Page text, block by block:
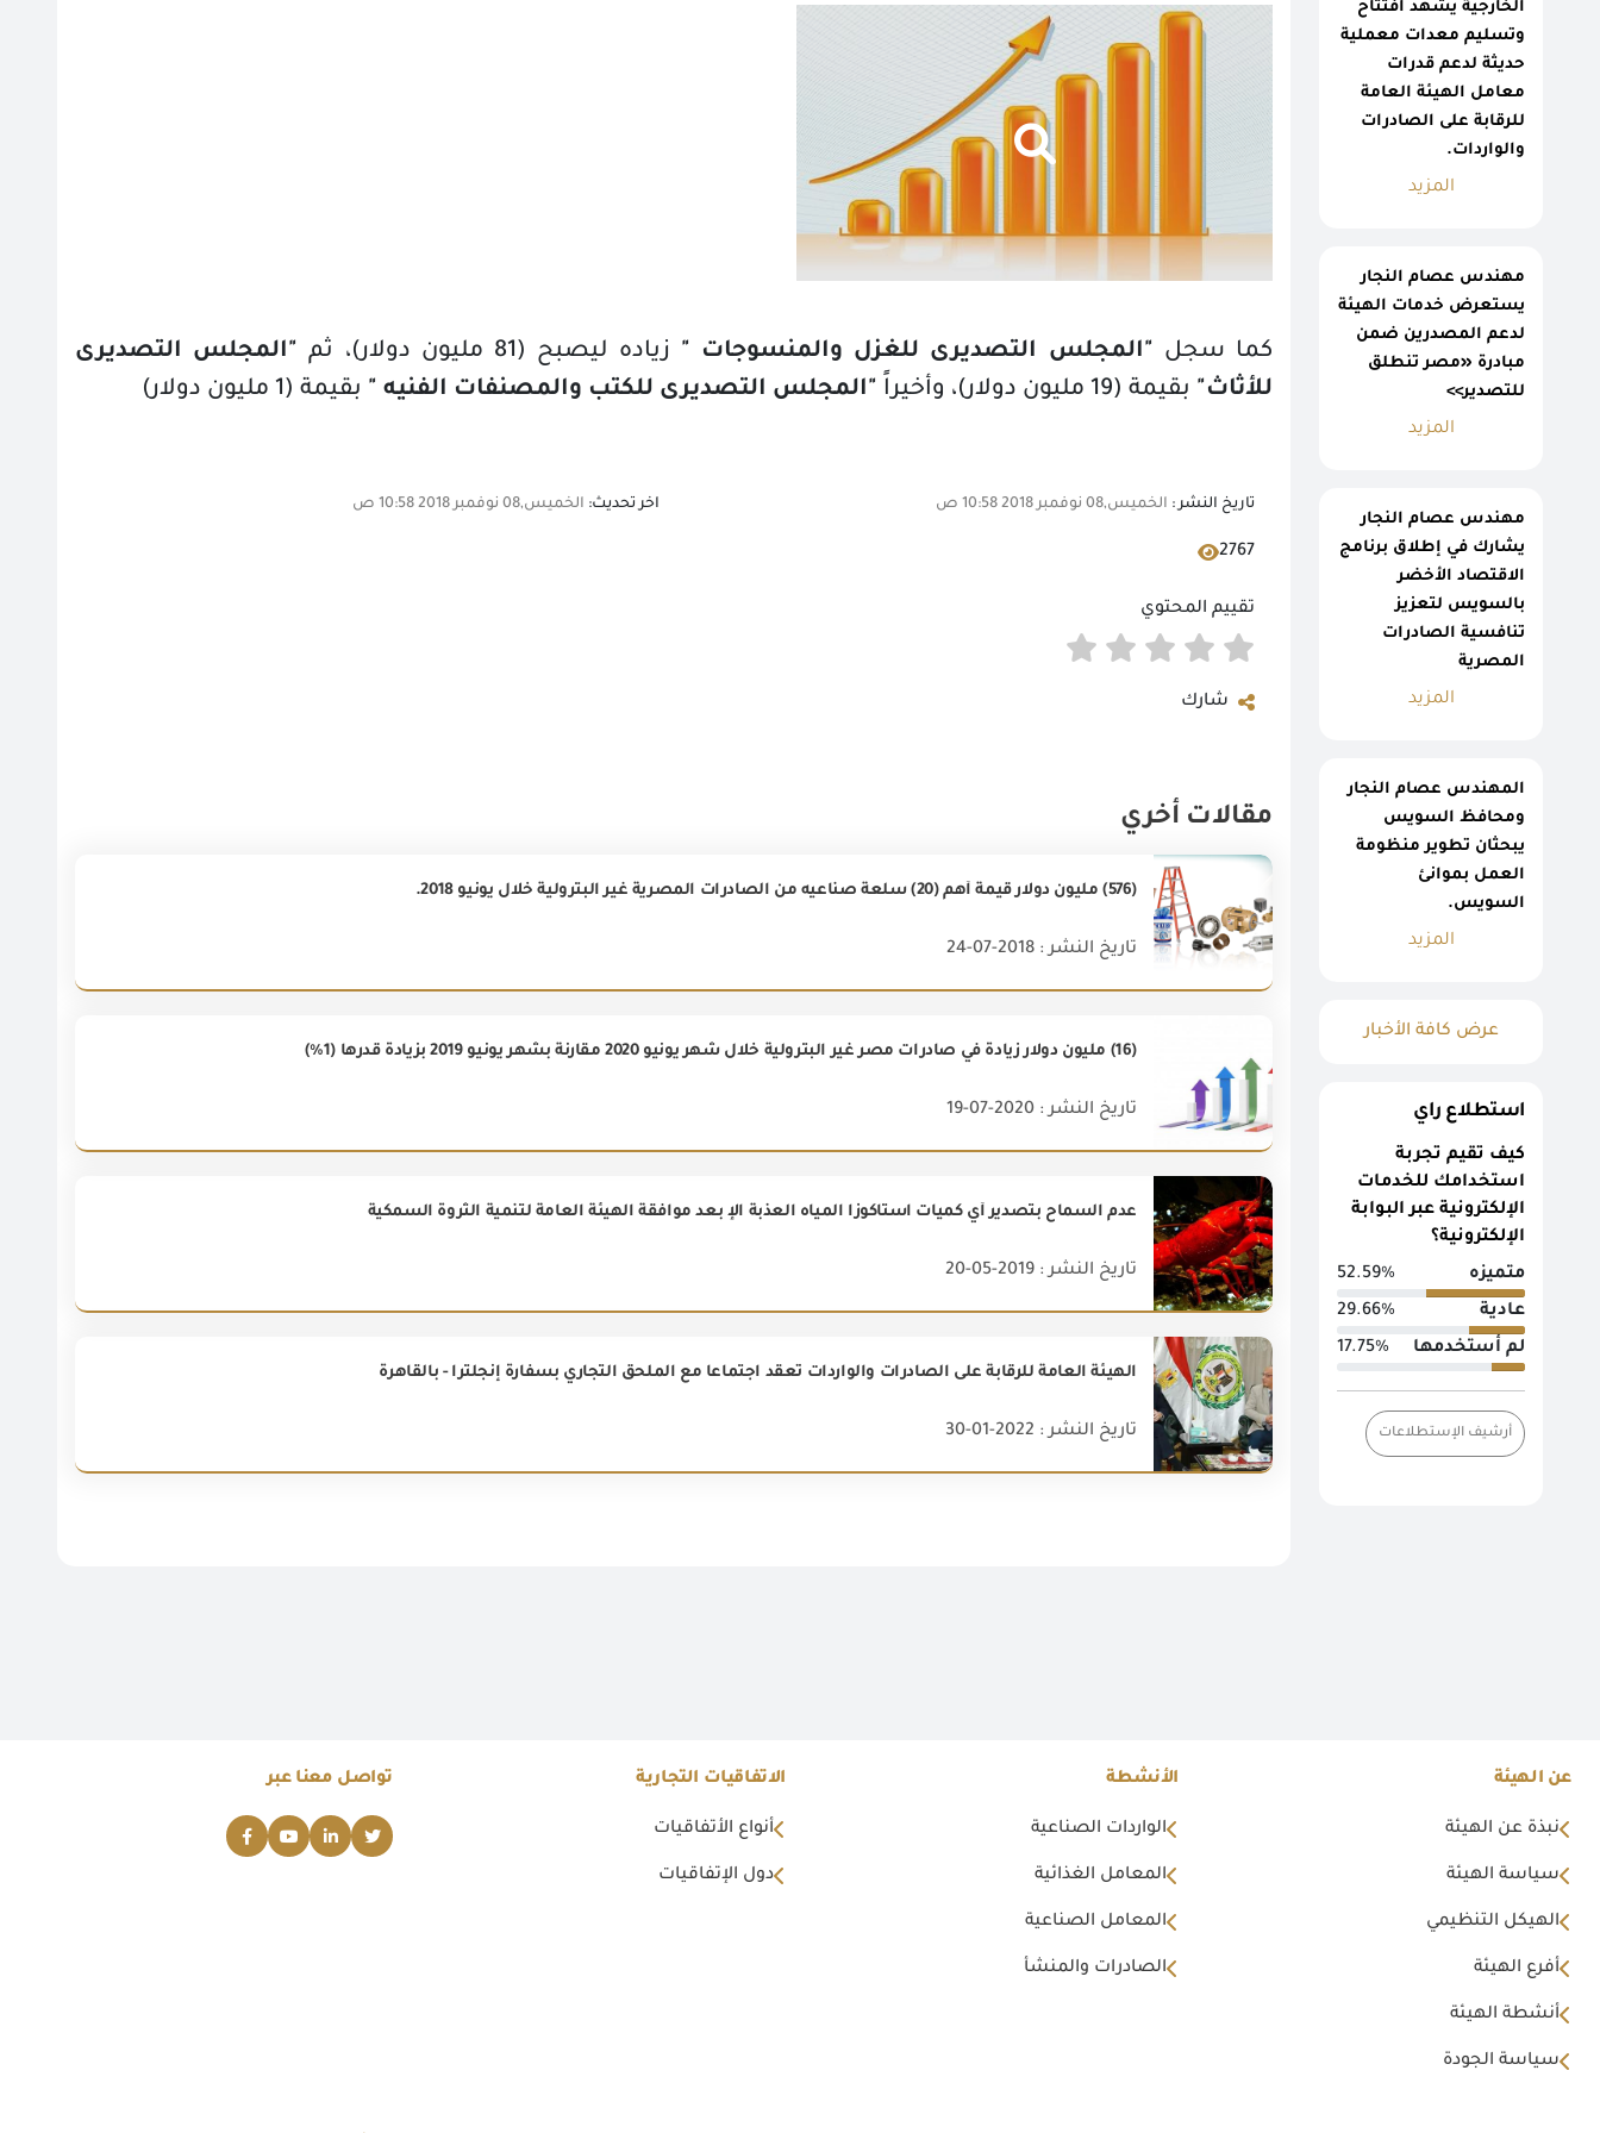
الخارجية يشهد افتتاح
وتسليم معدات معملية
حديثة لدعم قدرات
معامل الهيئة العامة
للرقابة على الصادرات
والواردات.
المزيد
مهندس عصام النجار
يستعرض خدمات الهيئة
لدعم المصدرين ضمن
مبادرة «مصر تنطلق
للتصدير>>
المزيد
مهندس عصام النجار
يشارك في إطلاق برنامج
الاقتصاد الأخضر
بالسويس لتعزيز
تنافسية الصادرات
المصرية
المزيد
المهندس عصام النجار
ومحافظ السويس
يبحثان تطوير منظومة
العمل بموانئ
السويس.
المزيد
عرض كافة الأخبار
استطلاع راي
كيف تقيم تجربة
استخدامك للخدمات
الإلكترونية عبر البوابة
الإلكترونية؟
متميزه
52.59%
عادية
29.66%
لم أستخدمها
17.75%
أرشيف الإستطلاعات
كما سجل "المجلس التصديرى للغزل والمنسوجات " زياده ليصبح (81 مليون دولار)، ثم
"المجلس التصديرى
للأثاث" بقيمة (19 مليون دولار)، وأخيراً "المجلس التصديرى للكتب والمصنفات الفنيه " بقيمة (1 مليون دولار)
تاريخ النشر : الخميس,08 نوفمبر 2018 10:58 ص اخر تحديث: الخميس,08 نوفمبر 2018 10:58 ص
2767
تقييم المحتوي
شارك
مقالات أخري
(576) مليون دولار قيمة أهم (20) سلعة صناعيه من الصادرات المصرية غير البترولية خلال يونيو 2018.
تاريخ النشر : 2018-07-24
(16) مليون دولار زيادة في صادرات مصر غير البترولية خلال شهر يونيو 2020 مقارنة بشهر يونيو 2019 بزيادة قدرها (1%)
تاريخ النشر : 2020-07-19
عدم السماح بتصدير أي كميات استاكوزا المياه العذبة الإ بعد موافقة الهيئة العامة لتنمية الثروة السمكية
تاريخ النشر : 2019-05-20
الهيئة العامة للرقابة على الصادرات والواردات تعقد اجتماعا مع الملحق التجاري بسفارة إنجلترا - بالقاهرة
تاريخ النشر : 2022-01-30
عن الهيئة
نبذة عن الهيئة
سياسة الهيئة
الهيكل التنظيمي
أفرع الهيئة
أنشطة الهيئة
سياسة الجودة
الأنشطة
الواردات الصناعية
المعامل الغذائية
المعامل الصناعية
الصادرات والمنشأ
الاتفاقيات التجارية
أنواع الأتفاقيات
دول الإتفاقيات
تواصل معنا عبر